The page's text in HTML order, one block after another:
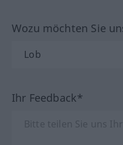
Wozu möchten Sie
Ihr Feedback*